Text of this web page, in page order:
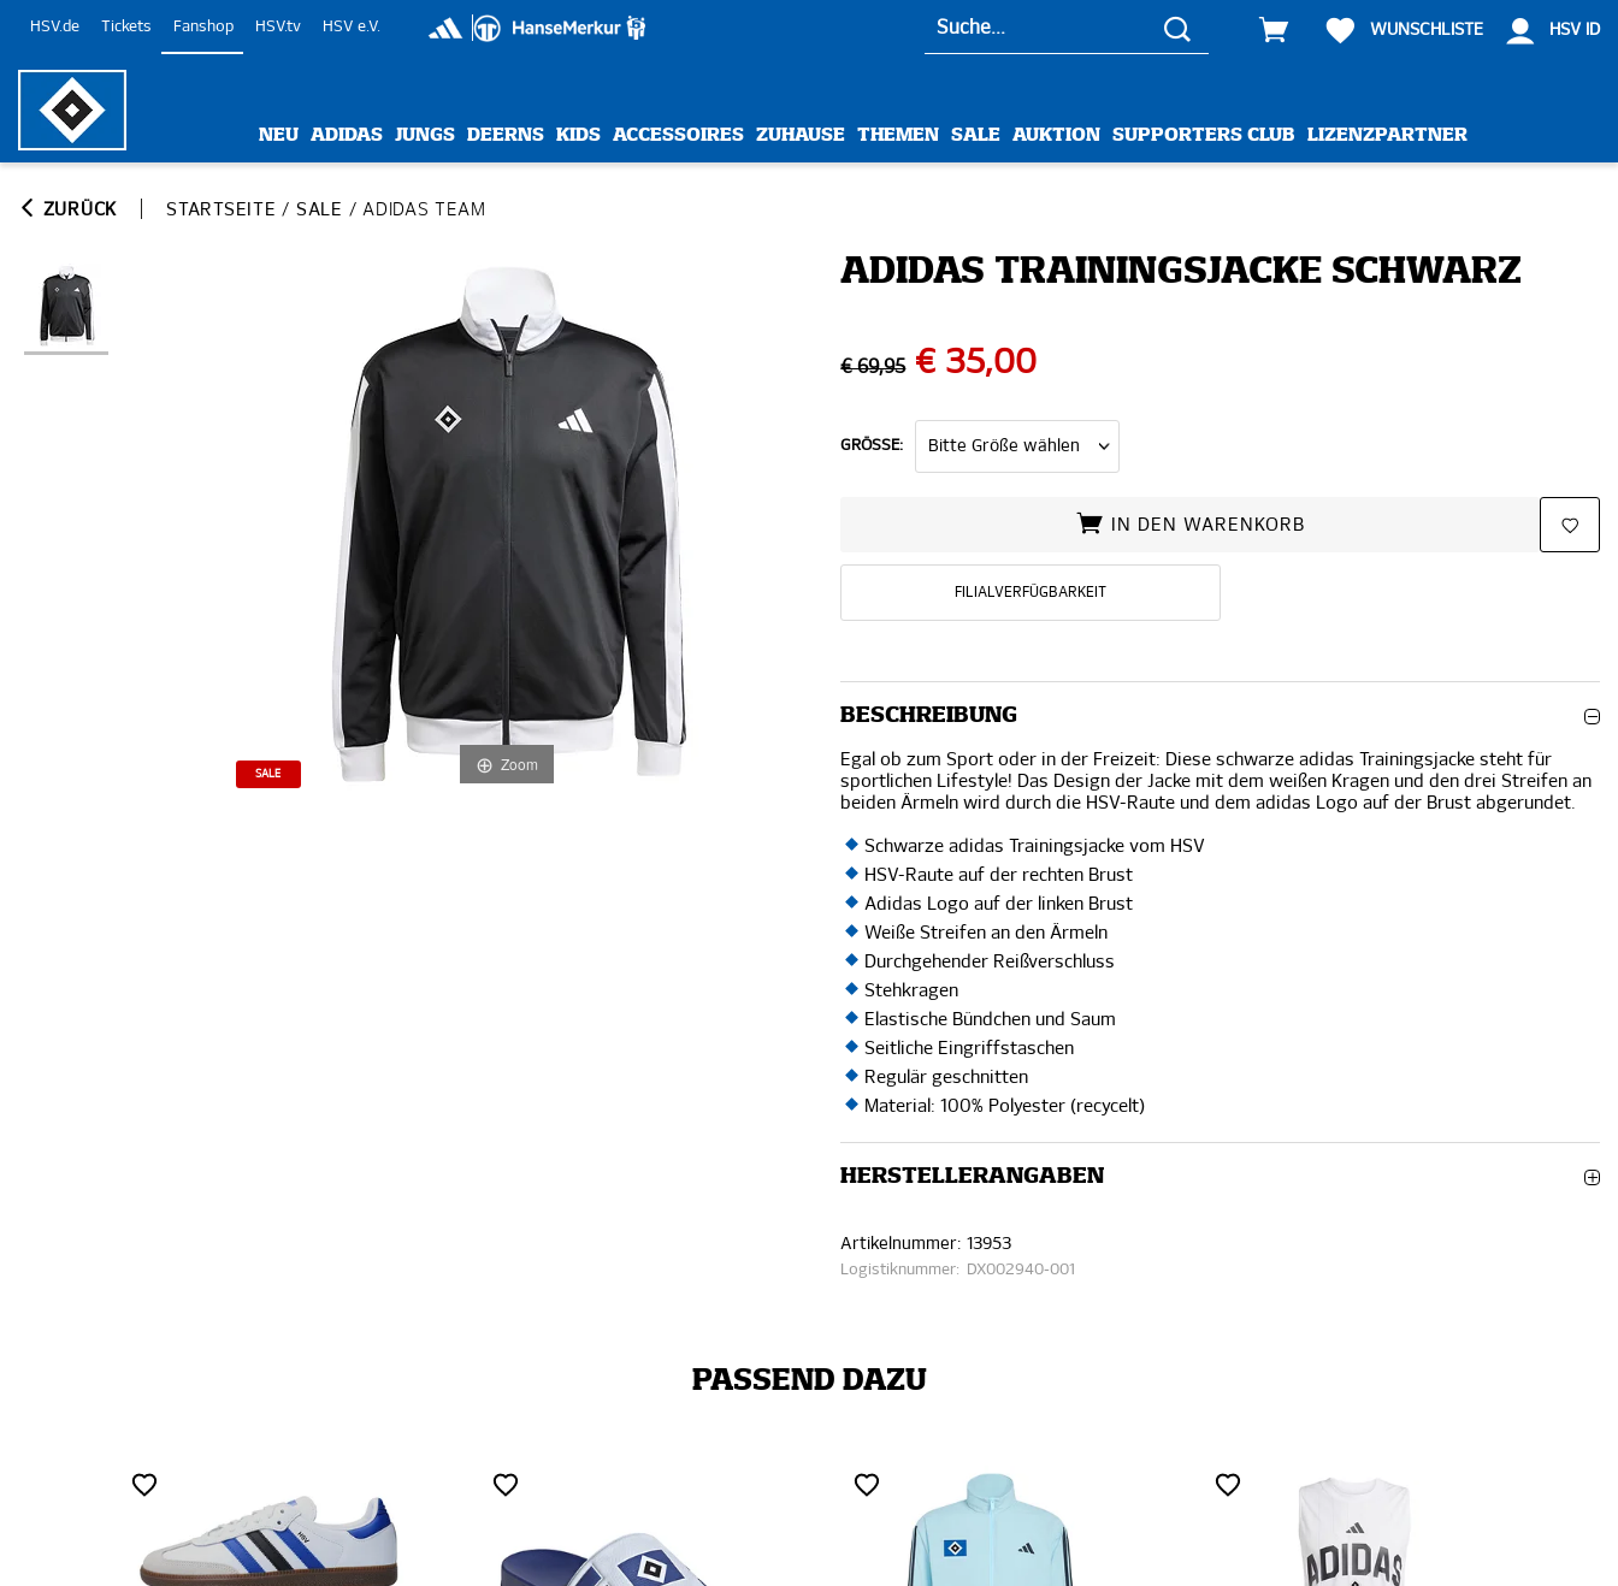
HSV.de Tickets Fanshop HSV.tv HSV e.V. WUNSCHLISTE HSV ID
NEU ADIDAS JUNGS DEERNS KIDS ACCESSOIRES ZUHAUSE THEMEN SALE AUKTION SUPPORTERS CLUB LIZENZPARTNER
ZURÜCK STARTSEITE / SALE / ADIDAS TEAM
Zoom
SALE
ADIDAS TRAININGSJACKE SCHWARZ
€ 69,95 € 35,00
GRÖSSE:
IN DEN WARENKORB
FILIALVERFÜGBARKEIT
BESCHREIBUNG
Egal ob zum Sport oder in der Freizeit: Diese schwarze adidas Trainingsjacke steht für
sportlichen Lifestyle! Das Design der Jacke mit dem weißen Kragen und den drei Streifen an
beiden Ärmeln wird durch die HSV-Raute und dem adidas Logo auf der Brust abgerundet.
Schwarze adidas Trainingsjacke vom HSV
HSV-Raute auf der rechten Brust
Adidas Logo auf der linken Brust
Weiße Streifen an den Ärmeln
Durchgehender Reißverschluss
Stehkragen
Elastische Bündchen und Saum
Seitliche Eingriffstaschen
Regulär geschnitten
Material: 100% Polyester (recycelt)
HERSTELLERANGABEN
Artikelnummer: 13953
Logistiknummer: DX002940-001
PASSEND DAZU